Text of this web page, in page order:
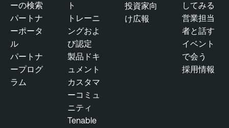
r
ーの検索
パートナ
ーポータ
ル
パートナ
ープログ
ラム
ト
トレーニ
ングおよ
び認定
製品ドキ
ュメント
カスタマ
ーコミュ
ニティ
Tenable
投資家向
け広報
してみる
営業担当
者と話す
イベント
で会う
採用情報